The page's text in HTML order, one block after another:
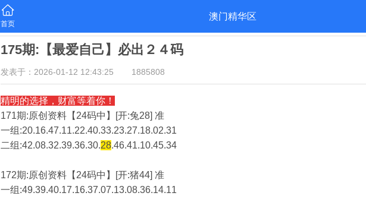
首页
澳门精华区
175期:【最爱自己】必出２４码
发表于：2026-01-12 12:43:25 1885808
精明的选择，财富等着你！
171期:原创资料【24码中】[开:兔28] 准
一组:20.16.47.11.22.40.33.23.27.18.02.31
二组:42.08.32.39.36.30.28.46.41.10.45.34
172期:原创资料【24码中】[开:猪44] 准
一组:49.39.40.17.16.37.07.13.08.36.14.11